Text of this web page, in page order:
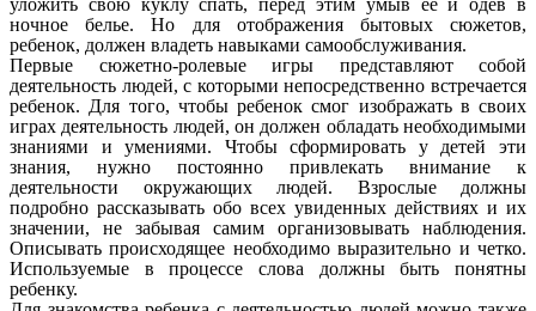
уложить свою куклу спать, перед этим умыв ее и одев в
ночное белье. Но для отображения бытовых сюжетов,
ребенок, должен владеть навыками самообслуживания.
Первые сюжетно-ролевые игры представляют собой
деятельность людей, с которыми непосредственно встречается
ребенок. Для того, чтобы ребенок смог изображать в своих
играх деятельность людей, он должен обладать необходимыми
знаниями и умениями. Чтобы сформировать у детей эти
знания, нужно постоянно привлекать внимание к
деятельности окружающих людей. Взрослые должны
подробно рассказывать обо всех увиденных действиях и их
значении, не забывая самим организовывать наблюдения.
Описывать происходящее необходимо выразительно и четко.
Используемые в процессе слова должны быть понятны
ребенку.